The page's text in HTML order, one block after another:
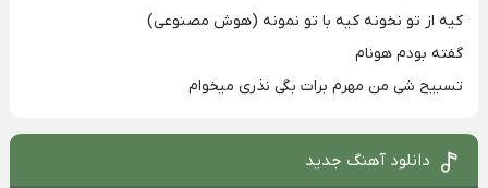
کیه از تو نخونه کیه با تو نمونه (هوش مصنوعی)
گفته بودم هونام
تسبیح شی من مهرم برات بگی نذری میخوام
دانلود آهنگ جدید